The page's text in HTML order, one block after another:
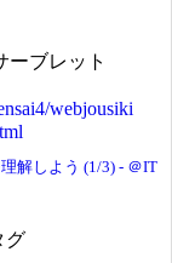
ブレット
解しよう (1/3) - ＠IT
グ